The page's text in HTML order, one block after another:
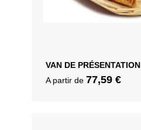
VAN DE PRÉSENTATION
A partir de 77,59 €